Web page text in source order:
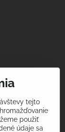
zážitky
tejto
použiť
údaje sa